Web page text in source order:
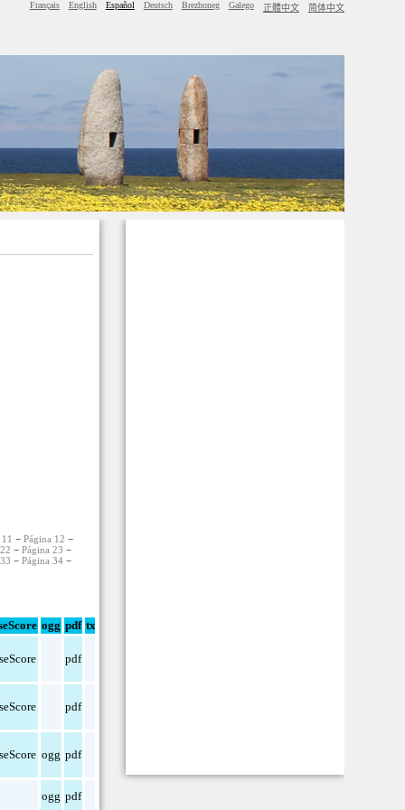
Français English Español Deutsch Brezhoneg Galego 正體中文 简体中文
− Página 12 −
− Página 23 −
− Página 34−
ogg pdf txt
pdf
pdf
ogg pdf
ogg pdf